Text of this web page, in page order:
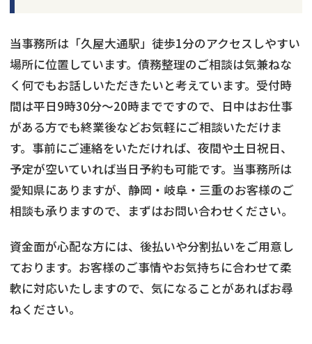
当事務所は「久屋大通駅」徒歩1分のアクセスしやすい
場所に位置しています。債務整理のご相談は気兼ねな
く何でもお話しいただきたいと考えています。受付時
間は平日9時30分～20時までですので、日中はお仕事
がある方でも終業後などお気軽にご相談いただけま
す。事前にご連絡をいただければ、夜間や土日祝日、
予定が空いていれば当日予約も可能です。当事務所は
愛知県にありますが、静岡・岐阜・三重のお客様のご
相談も承りますので、まずはお問い合わせください。
資金面が心配な方には、後払いや分割払いをご用意し
ております。お客様のご事情やお気持ちに合わせて柔
軟に対応いたしますので、気になることがあればお尋
ねください。